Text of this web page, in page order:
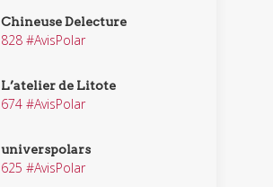
Chineuse Delecture
828 #AvisPolar
L’atelier de Litote
674 #AvisPolar
universpolars
625 #AvisPolar